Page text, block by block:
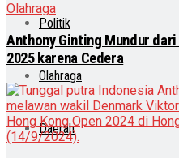
Politik
Olahraga
Daerah
Olahraga
Anthony Ginting Mundur dari
2025 karena Cedera